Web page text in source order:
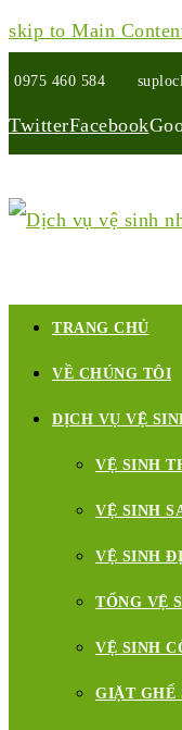
skip to Main
0975 460 584
TwitterFacebook
TRANG CHỦ
VỀ CHÚNG TÔI
DỊCH VỤ VỆ
VỆ SINH
VỆ SINH
VỆ SINH
TỔNG VỆ
VỆ SINH
GIẶT GHẾ